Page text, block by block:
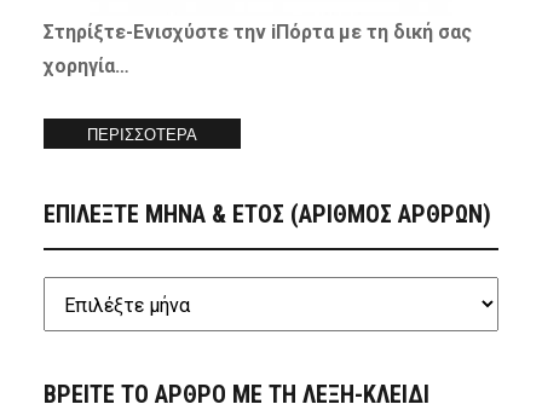
Στηρίξτε-Ενισχύστετην iΠόρτα με τη δική σας
χορηγία…
ΠΕΡΙΣΣΟΤΕΡΑ
ΕΠΙΛΕΞΤΕ ΜΗΝΑ & ΕΤΟΣ (ΑΡΙΘΜΟΣ ΑΡΘΡΩΝ)
ΒΡΕΙΤΕ ΤΟ ΑΡΘΡΟ ΜΕ ΤΗ ΛΕΞΗ-ΚΛΕΙΔΙ